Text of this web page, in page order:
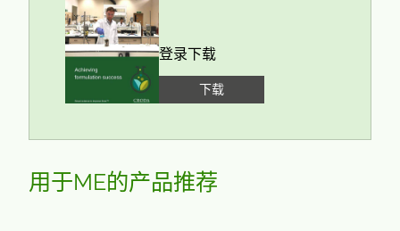
登录下载
下载
用于ME的产品推荐